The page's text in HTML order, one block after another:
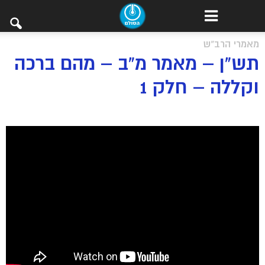
מאמרי הרב"ש
תש”ן – מאמר מ”ב – מהם ברכה
וקללה – חלק 1